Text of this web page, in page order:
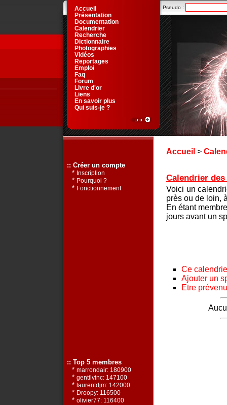
Accueil >
Calendrier
Voici un
près ou de loin,
En étant
jours avant un
Ce
Ajouter un
Etre
Pseudo :
Accueil
Présentation
Documentation
Calendrier
Recherche
Dictionnaire
Photographies
Vidéos
Reportages
Emploi
Faq
Forum
Livre d'or
Liens
En savoir plus
Qui suis-je ?
:: Créer un compte
* Inscription
* Pourquoi ?
* Fonctionnement
:: Top 5 membres
* marrondair: 180900
* gentilvinc: 147100
* laurentdjm: 142000
* Droopy: 116500
* olivier77: 116400